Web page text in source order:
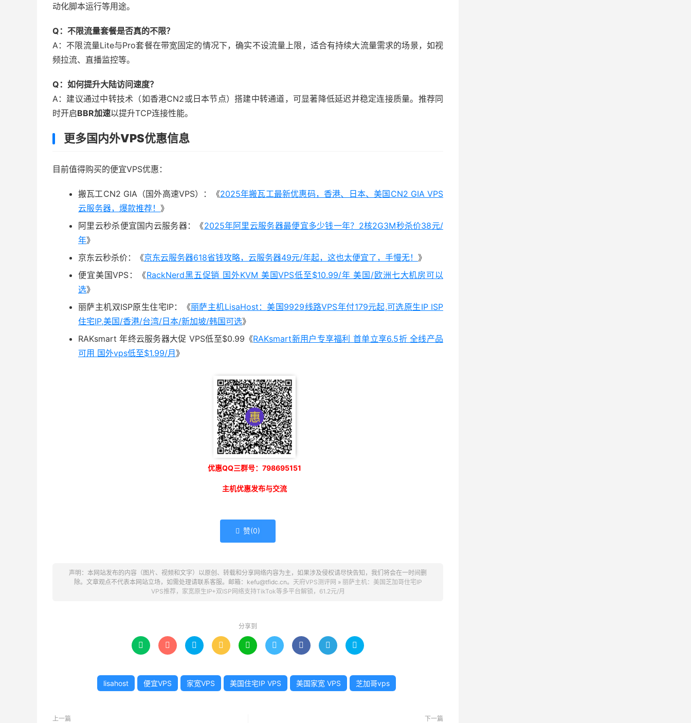
动化脚本运行等用途。
Q：不限流量套餐是否真的不限？
A：不限流量Lite与Pro套餐在带宽固定的情况下，确实不设流量上限，适合有持续大流量需求的场景，如视
频拉流、直播监控等。
Q：如何提升大陆访问速度？
A：建议通过中转技术（如香港CN2或日本节点）搭建中转通道，可显著降低延迟并稳定连接质量。推荐同
时开启BBR加速以提升TCP连接性能。
更多国内外VPS优惠信息
目前值得购买的便宜VPS优惠：
搬瓦工CN2 GIA（国外高速VPS）：《2025年搬瓦工最新优惠码，香港、日本、美国CN2 GIA VPS
云服务器，爆款推荐！ 》
阿里云秒杀便宜国内云服务器：《2025年阿里云服务器最便宜多少钱一年？2核2G3M秒杀价38元/
年》
京东云秒杀价：《京东云服务器618省钱攻略，云服务器49元/年起，这也太便宜了，手慢无！ 》
便宜美国VPS：《RackNerd黑五促销 国外KVM 美国VPS低至$10.99/年 美国/欧洲七大机房可以
选》
丽萨主机双ISP原生住宅IP：《丽萨主机LisaHost：美国9929线路VPS年付179元起,可选原生IP ISP
住宅IP,美国/香港/台湾/日本/新加坡/韩国可选》
RAKsmart 年终云服务器大促 VPS低至$0.99《RAKsmart新用户专享福利 首单立享6.5折 全线产品
可用 国外vps低至$1.99/月》
优惠QQ三群号：798695151
主机优惠发布与交流
 赞(0)
声明：本网站发布的内容（图片、视频和文字）以原创、转载和分享网络内容为主，如果涉及侵权请尽快告知，我们将会在一时间删
除。文章观点不代表本网站立场，如需处理请联系客服。邮箱：kefu@tfidc.cn。 天府VPS测评网 » 丽萨主机：美国芝加哥住宅IP
VPS推荐，家宽原生IP+双ISP网络支持TikTok等多平台解锁，61.2元/月
分享到
        
lisahost 便宜VPS 家宽VPS 美国住宅IP VPS 美国家宽 VPS 芝加哥vps
上一篇 下一篇